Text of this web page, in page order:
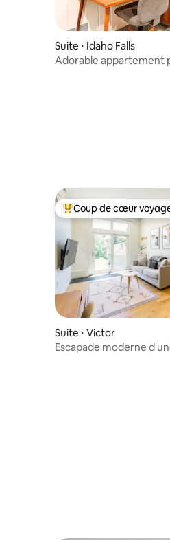
Suite ⋅ Idaho Falls
Adorable appartement
Coups de cœur
Coup de cœur
Suite ⋅ Victor
Escapade moderne